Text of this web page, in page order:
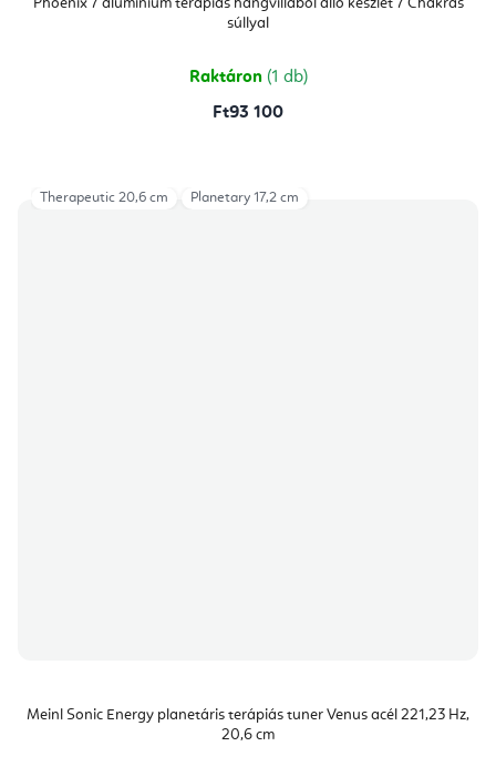
Phoenix 7 alumínium terápiás hangvillából álló készlet 7 Chakras
súllyal
Raktáron (1 db)
Ft93 100
Meinl Sonic Energy planetáris terápiás tuner Venus acél 221,23 Hz,
20,6 cm
Therapeutic 20,6 cm Planetary 17,2 cm